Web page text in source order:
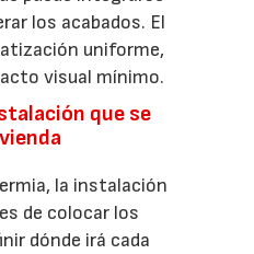
los acabados. El
uniforme,
visual mínimo.
que se
la instalación
de colocar los
dónde irá cada